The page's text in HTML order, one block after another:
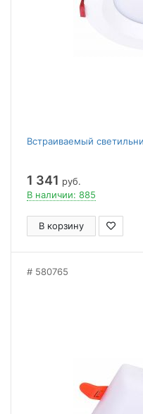
Встраиваемый
1 341 руб.
В наличии: 885
В корзину
580765